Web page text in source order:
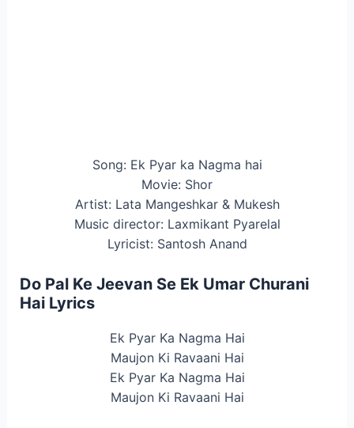
Song: Ek Pyar ka Nagma hai
Movie: Shor
Artist: Lata Mangeshkar & Mukesh
Music director: Laxmikant Pyarelal
Lyricist: Santosh Anand
Do Pal Ke Jeevan Se Ek Umar Churani
Hai Lyrics
Ek Pyar Ka Nagma Hai
Maujon Ki Ravaani Hai
Ek Pyar Ka Nagma Hai
Maujon Ki Ravaani Hai